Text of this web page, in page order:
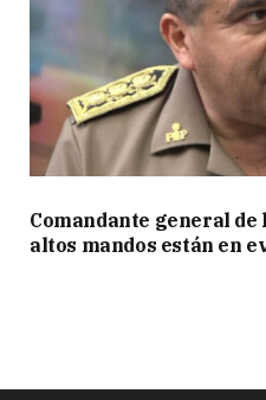
Comandante general de
altos mandos están en